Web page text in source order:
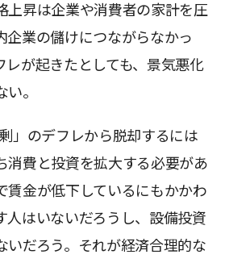
上昇は企業や消費者の家計を圧
企業の儲けにつながらなかっ
レが起きたとしても、景気悪化
。
」のデフレから脱却するには
消費と投資を拡大する必要があ
賃金が低下しているにもかかわ
人はいないだろうし、設備投資
いだろう。それが経済合理的な